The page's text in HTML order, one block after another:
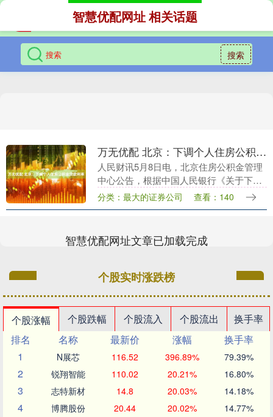
搜索
智慧优配网址 相关话题
万无优配 北京：下调个人住房公积金贷款利率
人民财讯5月8日电，北京住房公积金管理
中心公告，根据中国人民银行《关于下调
个人住房公积金贷款利率的通知》要求，
现就有关事项公告如下: 一、2025年5月8
分类：最大的证券公司 查看：140
智慧优配网址文章已加载完成
个股实时涨跌榜
个股涨幅 个股跌幅 个股流入 个股流出
换手率
排名
名称 最新价 涨幅
换手率
1
N展芯 116.52 396.89% 79.39%
2 锐翔智能 110.02 20.21% 16.80%
3 志特新材 14.8 20.03% 14.18%
4 博腾股份 20.44 20.02% 14.77%